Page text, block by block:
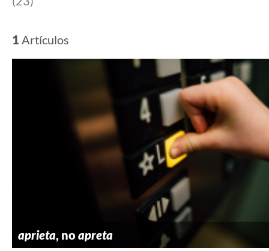
1 Artículos
aprieta, no apreta